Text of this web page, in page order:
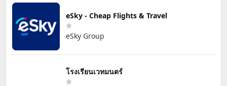
eSky - Cheap Flights & Travel
eSky Group
โรงเรียนเวทมนตร์